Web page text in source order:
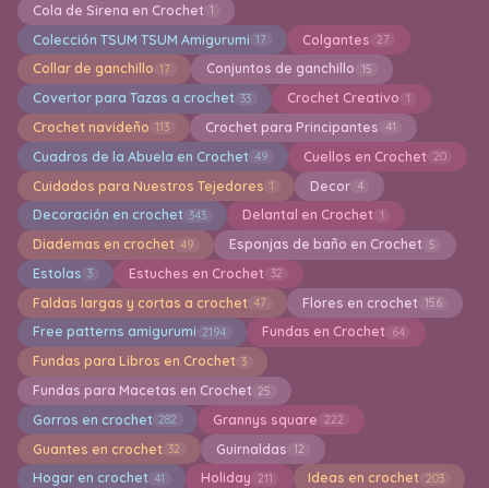
Cola de Sirena en Crochet 1
Colección TSUM TSUM Amigurumi 17 Colgantes 27
Collar de ganchillo 17 Conjuntos de ganchillo 15
Covertor para Tazas a crochet 33 Crochet Creativo 1
Crochet navideño 113 Crochet para Principantes 41
Cuadros de la Abuela en Crochet 49 Cuellos en Crochet 20
Cuidados para Nuestros Tejedores 1 Decor 4
Decoración en crochet 343 Delantal en Crochet 1
Diademas en crochet 49 Esponjas de baño en Crochet 5
Estolas 3 Estuches en Crochet 32
Faldas largas y cortas a crochet 47 Flores en crochet 156
Free patterns amigurumi 2194 Fundas en Crochet 64
Fundas para Libros en Crochet 3
Fundas para Macetas en Crochet 25
Gorros en crochet 282 Grannys square 222
Guantes en crochet 32 Guirnaldas 12
Hogar en crochet 41 Holiday 211 Ideas en crochet 203